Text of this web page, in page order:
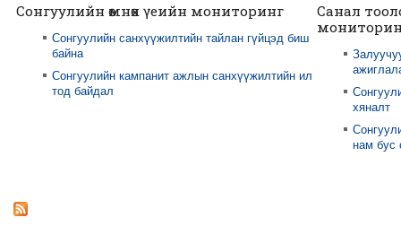
Сонгуулийн өмнөх үеийн мониторинг
Сонгуулийн санхүүжилтийн тайлан гүйцэд биш
байна
Сонгуулийн кампанит ажлын санхүүжилтийн ил
тод байдал
Санал
хяналт
нам бус